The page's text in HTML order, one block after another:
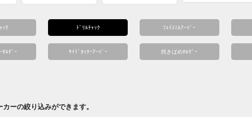
ｯｸ ﾄﾞﾘﾙﾁｬｯｸ ﾌｪｲｽﾐﾙｱｰﾊﾞｰ
ﾎﾙﾀﾞｰ ｻｲﾄﾞｶｯﾀｰｱｰﾊﾞｰ 焼きばめﾎﾙﾀﾞｰ
カーの絞り込みができます。